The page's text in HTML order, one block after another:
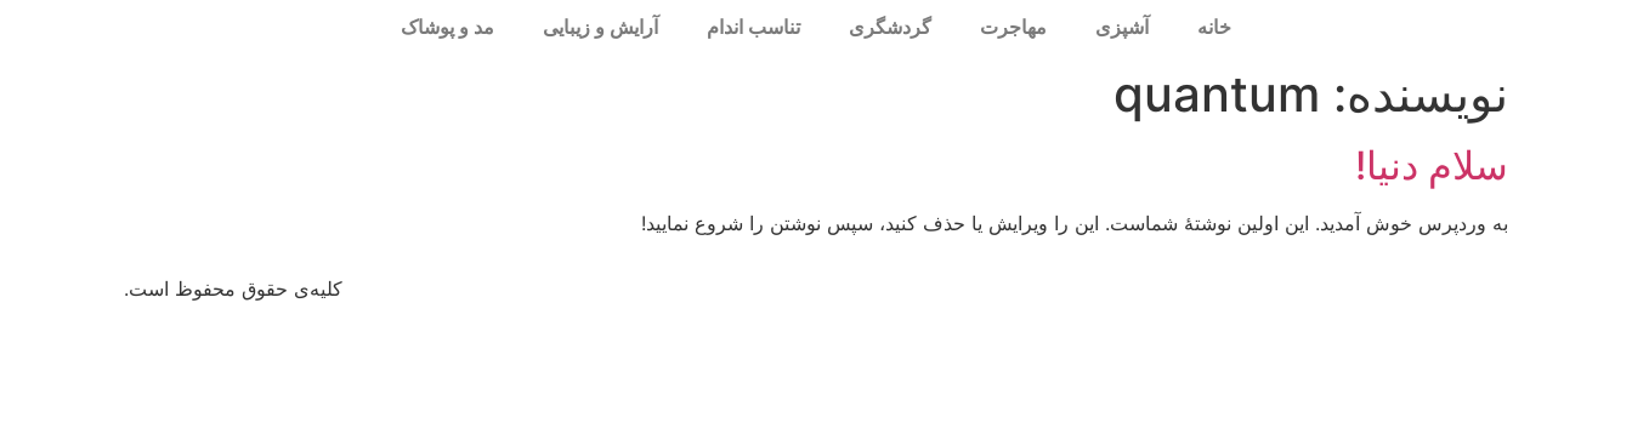
خانه آشپزی مهاجرت گردشگری تناسب اندام آرایش و زیبایی مد و پوشاک
نویسنده: quantum
سلام دنیا!
به وردپرس خوش آمدید. این اولین نوشتهٔ شماست. این را ویرایش یا حذف کنید، سپس نوشتن را شروع نمایید!
کلیه‌ی حقوق محفوظ است.